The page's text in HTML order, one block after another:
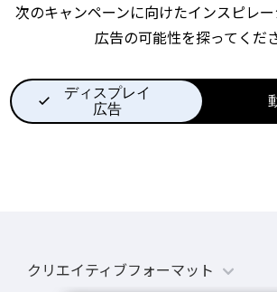
次のキャンペーンに向けたインスピレ
広告の可能性を探ってくだ
ディスプレイ
広告
クリエイティブフォーマット